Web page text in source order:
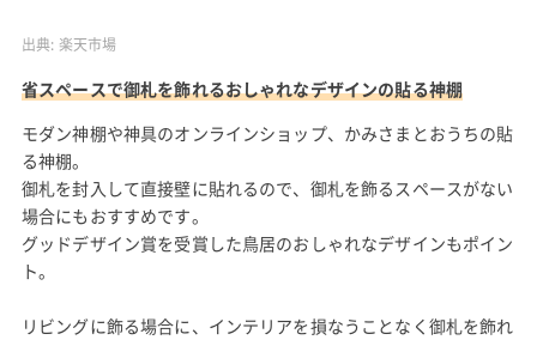
出典: 楽天市場
省スペースで御札を飾れるおしゃれなデザインの貼る神棚
モダン神棚や神具のオンラインショップ、かみさまとおうちの貼
る神棚。
御札を封入して直接壁に貼れるので、御札を飾るスペースがない
場合にもおすすめです。
グッドデザイン賞を受賞した鳥居のおしゃれなデザインもポイン
ト。
リビングに飾る場合に、インテリアを損なうことなく御札を飾れ